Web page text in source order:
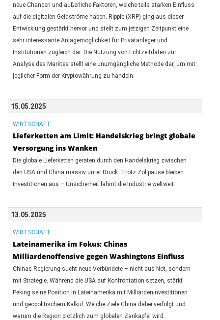
neue Chancen und äußerliche Faktoren, welche teils starken Einfluss
auf die digitalen Geldströme haben. Ripple (XRP) ging aus dieser
Entwicklung gestärkt hervor und stellt zum jetzigen Zeitpunkt eine
sehr interessante Anlagemöglichkeit für Privatanleger und
Institutionen zugleich dar. Die Nutzung von Echtzeitdaten zur
Analyse des Marktes stellt eine unumgängliche Methode dar, um mit
jeglicher Form der Kryptowährung zu handeln.
15.05.2025
WIRTSCHAFT
Lieferketten am Limit: Handelskrieg bringt globale
Versorgung ins Wanken
Die globale Lieferketten geraten durch den Handelskrieg zwischen
den USA und China massiv unter Druck. Trotz Zollpause bleiben
Investitionen aus – Unsicherheit lähmt die Industrie weltweit.
13.05.2025
WIRTSCHAFT
Lateinamerika im Fokus: Chinas
Milliardenoffensive gegen Washingtons Einfluss
Chinas Regierung sucht neue Verbündete – nicht aus Not, sondern
mit Strategie. Während die USA auf Konfrontation setzen, stärkt
Peking seine Position in Lateinamerika mit Milliardeninvestitionen
und geopolitischem Kalkül. Welche Ziele China dabei verfolgt und
warum die Region plötzlich zum globalen Zankapfel wird.